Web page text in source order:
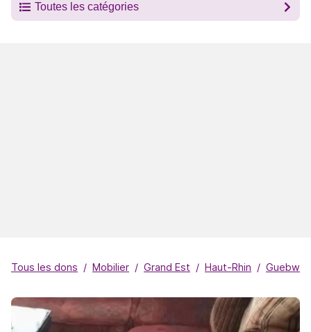
Toutes les catégories
Tous les dons Mobilier Grand Est Haut-Rhin